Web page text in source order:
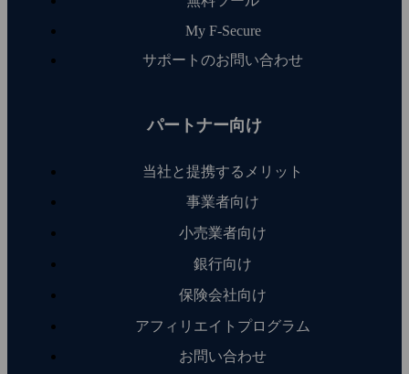
My F‑Secure
サポートのお問い合わせ
パートナー向け
当社と提携するメリット
事業者向け
小売業者向け
銀行向け
保険会社向け
アフィリエイトプログラム
お問い合わせ